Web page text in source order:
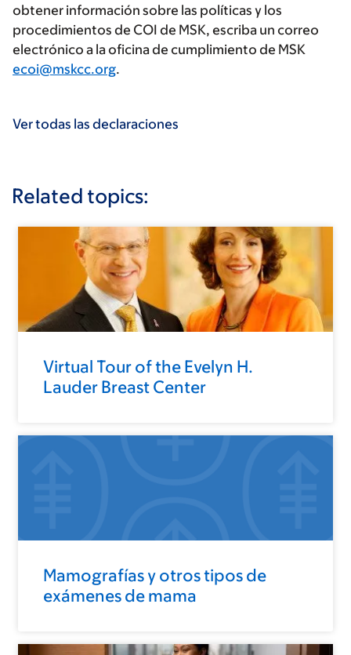
obtener información sobre las políticas y los
procedimientos de COI de MSK, escriba un correo
electrónico a la oficina de cumplimiento de MSK
ecoi@mskcc.org.
Ver todas las declaraciones
Related topics:
Virtual Tour of the Evelyn H.
Lauder Breast Center
Mamografías y otros tipos de
exámenes de mama